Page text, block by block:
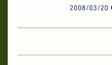
2008/03/20